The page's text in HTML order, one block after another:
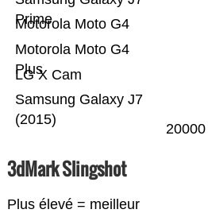
Samsung Galaxy J7
(2015)
LG X Cam
Motorola Moto G4
Plus
Motorola Moto G4
Prime
20000
3dMark Slingshot
Plus élevé = meilleur